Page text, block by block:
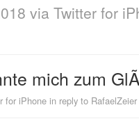
via Twitter for
mich zum
for iPhone in reply to RafaelZeier